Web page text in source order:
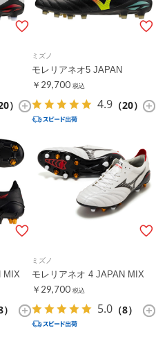
）
ミズノ
モレリアネオ5 JAPAN
￥29,700 税込
4.9 （20）
MIX
）
ミズノ
モレリアネオ 4 JAPAN MIX
￥29,700 税込
5.0 （8）